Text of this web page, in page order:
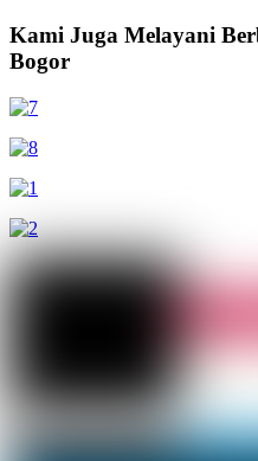
Kami Juga Melayani
Bogor